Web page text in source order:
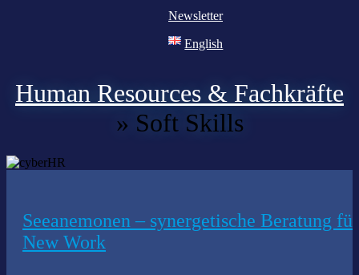
Newsletter
English
Human Resources & Fachkräfte
» Soft Skills
Seeanemonen – synergetische Beratung für
New Work